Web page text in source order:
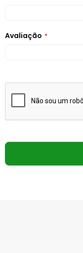
Avaliação